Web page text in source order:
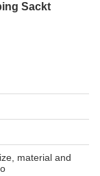
Sackt
material and